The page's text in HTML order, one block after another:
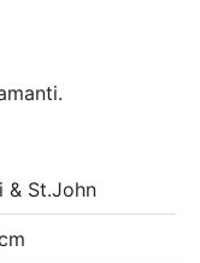
& St.John